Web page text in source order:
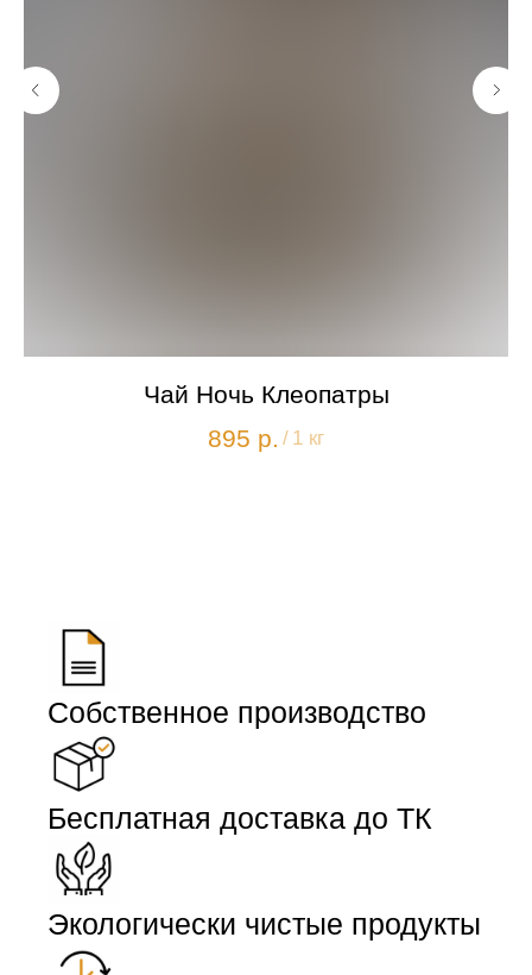
Чай Ночь Клеопатры
895 р. / 1 кг
Собственное производство
Бесплатная доставка до ТК
Экологически чистые продукты